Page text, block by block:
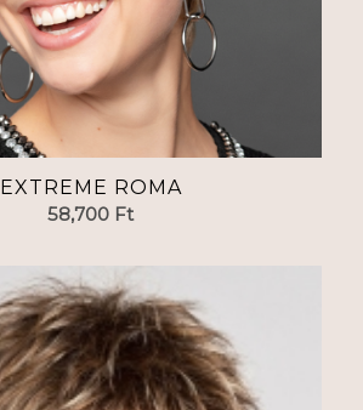
EXTREME ROMA
58,700 Ft